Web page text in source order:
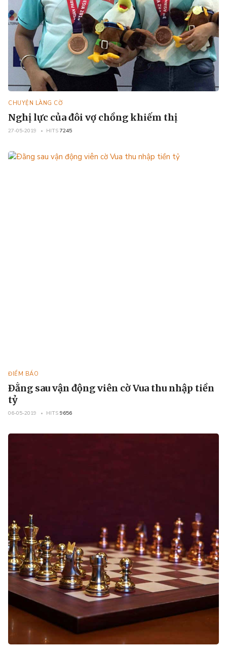
CHUYỆN LÀNG CỜ
Nghị lực của đôi vợ chồng khiếm thị
27-05-2019 HITS 7245
ĐIỂM BÁO
Ðằng sau vận động viên cờ Vua thu nhập tiền
tỷ
06-05-2019 HITS 9656